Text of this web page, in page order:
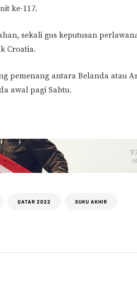
ke-117.
sekali gus keputusan
Croatia.
pemenang antara Belanda atau
awal pagi Sabtu.
QATAR 2022 SUKU AKHIR